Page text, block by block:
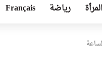
المرأة رياضة Français